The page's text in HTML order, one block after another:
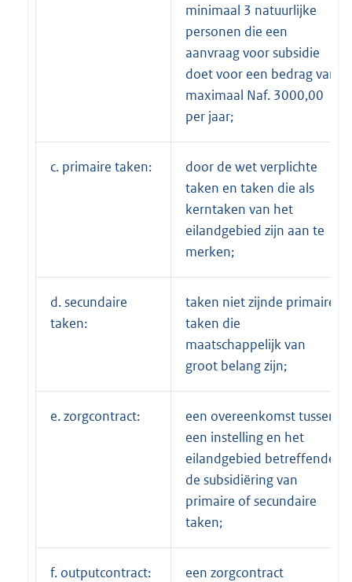
minimaal 3 natuurlijke
personen die een
aanvraag voor subsidie
doet voor een bedrag van
maximaal Naf. 3000,00
per jaar;
c. primaire taken:
door de wet verplichte
taken en taken die als
kerntaken van het
eilandgebied zijn aan te
merken;
d. secundaire
taken:
taken niet zijnde primaire
taken die
maatschappelijk van
groot belang zijn;
e. zorgcontract:
een overeenkomst tussen
een instelling en het
eilandgebied betreffende
de subsidiëring van
primaire of secundaire
taken;
f. outputcontract:
een zorgcontract